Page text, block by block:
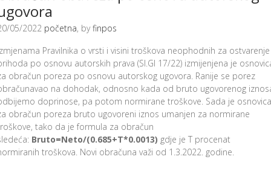
05/2022 početna, byfinpos
Pravilnika o vrsti i visini troškova neophodnih za ostvarenje
po osnovu autorskih prava (Sl.Gl 17/22) izmijenjena je
obračun poreza po osnovu autorskog ugovora. Ranije se porez
na dohodak, odnosno kada od bruto ugovorenog
doprinose, pa potom normirane troškove. Sada je osnovica
obračun poreza bruto ugovoreni iznos umanjen za normirane
tako da je formula za obračun
Bruto=Neto/(0.685+T*0.0013) gdje je T procenat
troškova. Novi obračuna važi od 1.3.2022. godine.